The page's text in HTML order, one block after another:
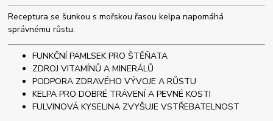
Receptura se šunkou s mořskou řasou kelpa napomáhá
správnému růstu.
FUNKČNÍ PAMLSEK PRO ŠTĚŇATA
ZDROJ VITAMÍNŮ A MINERÁLŮ
PODPORA ZDRAVÉHO VÝVOJE A RŮSTU
KELPA PRO DOBRÉ TRÁVENÍ A PEVNÉ KOSTI
FULVINOVÁ KYSELINA ZVYŠUJE VSTŘEBATELNOST